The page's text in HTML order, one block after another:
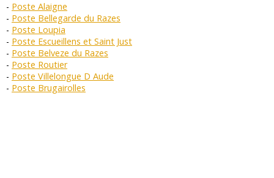
Poste Alaigne
Poste Bellegarde du Razes
Poste Loupia
Poste Escueillens et Saint Just
Poste Belveze du Razes
Poste Routier
Poste Villelongue D Aude
Poste Brugairolles